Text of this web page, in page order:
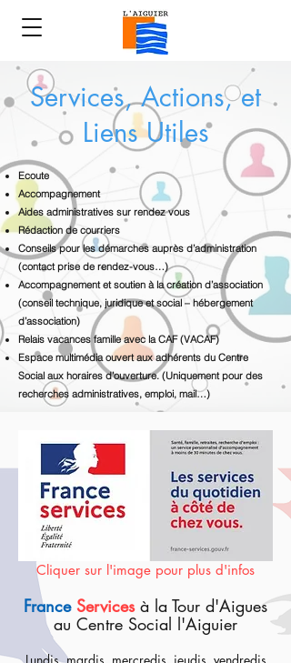
Services, Actions, et
Liens Utiles
Ecoute
Accompagnement
Aides administratives sur rendez vous
Rédaction de courriers
Conseils pour les démarches auprès d’administration
(contact prise de rendez-vous…)
Accompagnement et soutien à la création d’association
(conseil technique, juridique et social – hébergement
d’association)
Relais vacances famille avec la CAF (VACAF)
Espace multimédia ouvert aux adhérents du Centre
Social aux horaires d’ouverture. (Uniquement pour des
recherches administratives, emploi, mail…)
Cliquer sur l'image pour plus d'infos
France Services à la Tour d'Aigues
au Centre Social l'Aiguier